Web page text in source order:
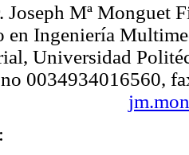
Joseph Mª Monguet
en Ingeniería
Universidad
0034934016560,
: